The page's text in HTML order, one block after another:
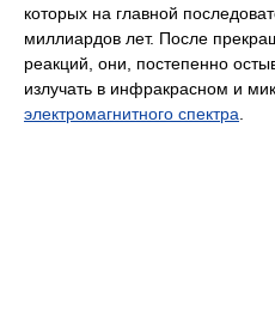
которых на главной
миллиардов лет. После
реакций, они, постепенно
излучать в инфракрасном и
электромагнитного спектра.